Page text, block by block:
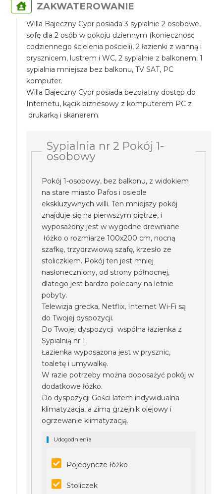
ZAKWATEROWANIE
Willa Bajeczny Cypr posiada 3 sypialnie 2 osobowe,
sofę dla 2 osób w pokoju dziennym (konieczność
codziennego ścielenia pościeli), 2 łazienki z wanną i
prysznicem, lustrem i WC, 2 sypialnie z balkonem, 1
sypialnia mniejsza bez balkonu, TV SAT, PC
komputer.
Willa Bajeczny Cypr posiada bezpłatny dostęp do
Internetu, kącik biznesowy z komputerem PC z
drukarką i skanerem.
Sypialnia nr 2 Pokój 1-
osobowy
Pokój 1-osobowy, bez balkonu, z widokiem
na stare miasto Pafos i osiedle
ekskluzywnych willi. Ten mniejszy pokój
znajduje się na pierwszym piętrze, i
wyposażony jest w wygodne drewniane
łóżko o rozmiarze 100x200 cm, nocną
szafkę, trzydrzwiową szafę, krzesło ze
stoliczkiem. Pokój ten jest mniej
nasłoneczniony, od strony północnej,
dlatego jest bardzo polecany na letnie
pobyty.
Telewizja grecka, Netflix, Internet Wi-Fi są
do Twojej dyspozycji.
Do Twojej dyspozycji wspólna łazienka z
Sypialnią nr 1.
Łazienka wyposażona jest w prysznic,
toaletę i umywalkę.
W razie potrzeby można doposażyć pokój w
dodatkowe łóżko.
Do dyspozycji Gości latem indywidualna
klimatyzacja, a zimą grzejnik olejowy i
ogrzewanie klimatyzacją.
Udogodnienia
Pojedyncze łóżko
Stoliczek